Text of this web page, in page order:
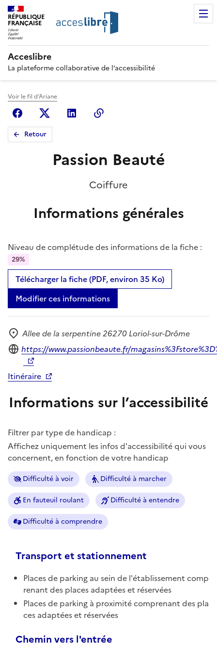
RÉPUBLIQUE
FRANÇAISE
Acceslibre
La plateforme collaborative de l’accessibilité
Voir le fil d'Ariane
FacebookX (anciennement Twitter)
Linkedin
Retour
Passion Beauté
Coiffure
Informations générales
Niveau de complétude des informations de la fiche :
29%
Télécharger la fiche (PDF, environ 35 Ko)
Modifier ces informations
Adresse
Allee de la serpentine 26270 Loriol-sur-Drôme
Site internet
https://www.passionbeaute.fr/
Itinéraire
Informations sur l’accessibilité
Filtrer par type de handicap :
Affichez uniquement les infos d'accessibilité qui vous
concernent, en fonction de votre handicap
Difficulté à voir Difficulté à marcher
En fauteuil roulant Difficulté à entendre
Difficulté à comprendre
Transport et stationnement
Places de parking au sein de l'établissement comp
renant des places adaptées et réservées
Places de parking à proximité comprenant des pla
ces adaptées et réservées
Chemin vers l'entrée